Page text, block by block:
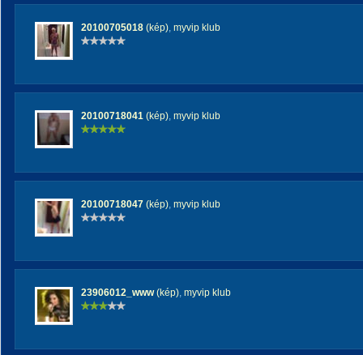
20100705018 (kép), myvip klub
20100718041 (kép), myvip klub
20100718047 (kép), myvip klub
23906012_www(kép), myvip klub